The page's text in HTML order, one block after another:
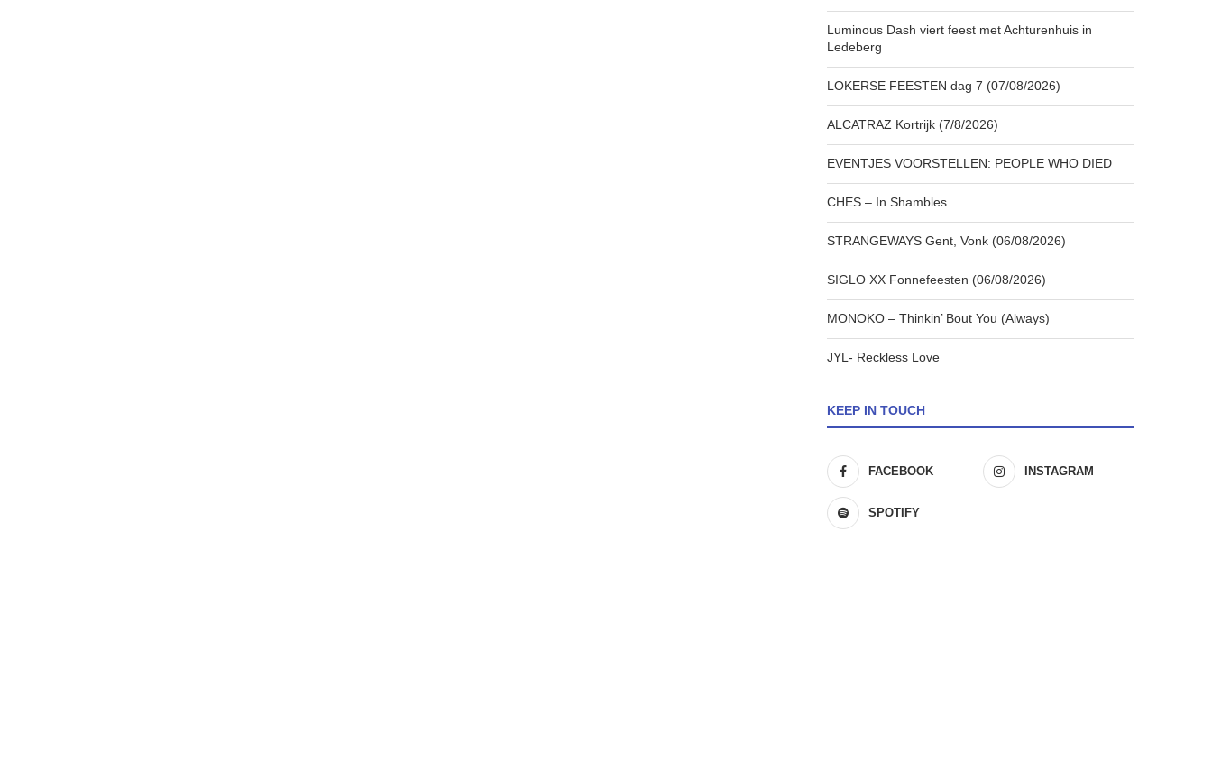
Luminous Dash viert feest met Achturenhuis in
Ledeberg
LOKERSE FEESTEN dag 7 (07/08/2026)
ALCATRAZ Kortrijk (7/8/2026)
EVENTJES VOORSTELLEN: PEOPLE WHO DIED
CHES – In Shambles
STRANGEWAYS Gent, Vonk (06/08/2026)
SIGLO XX Fonnefeesten (06/08/2026)
MONOKO – Thinkin’ Bout You (Always)
JYL- Reckless Love
KEEP IN TOUCH
FACEBOOK INSTAGRAM
SPOTIFY